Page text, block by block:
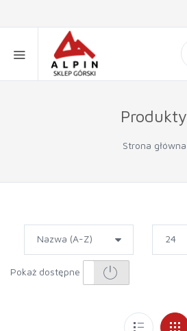
Produkty
Strona główna
Pokaż dostępne